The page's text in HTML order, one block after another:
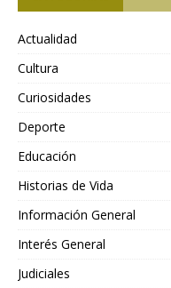
Actualidad
Cultura
Curiosidades
Deporte
Educación
Historias de Vida
Información General
Interés General
Judiciales